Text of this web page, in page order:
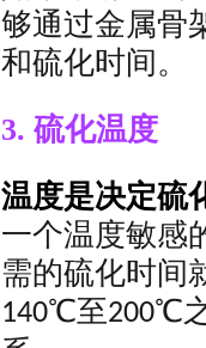
够通过金属骨
和硫化时间。
3. 硫化温度
温度是决定硫
一个温度敏感
需的硫化时间
140℃至200℃